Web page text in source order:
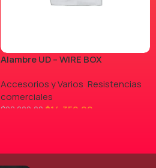
Alambre UD – WIRE BOX
Accesorios y Varios,Resistencias
comerciales
$28.000,00 $14.350,00